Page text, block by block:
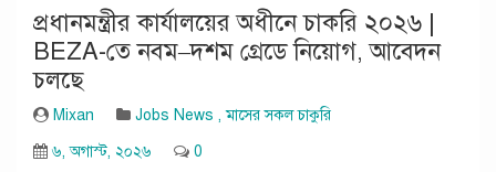
প্রধানমন্ত্রীর কার্যালয়ের অধীনে চাকরি ২০২৬ |
BEZA-তে নবম–দশম গ্রেডে নিয়োগ, আবেদন
চলছে
Mixan Jobs News ,মাসের সকল চাকুরি
৬, অগাস্ট, ২০২৬
0